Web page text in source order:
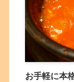
お手軽に本